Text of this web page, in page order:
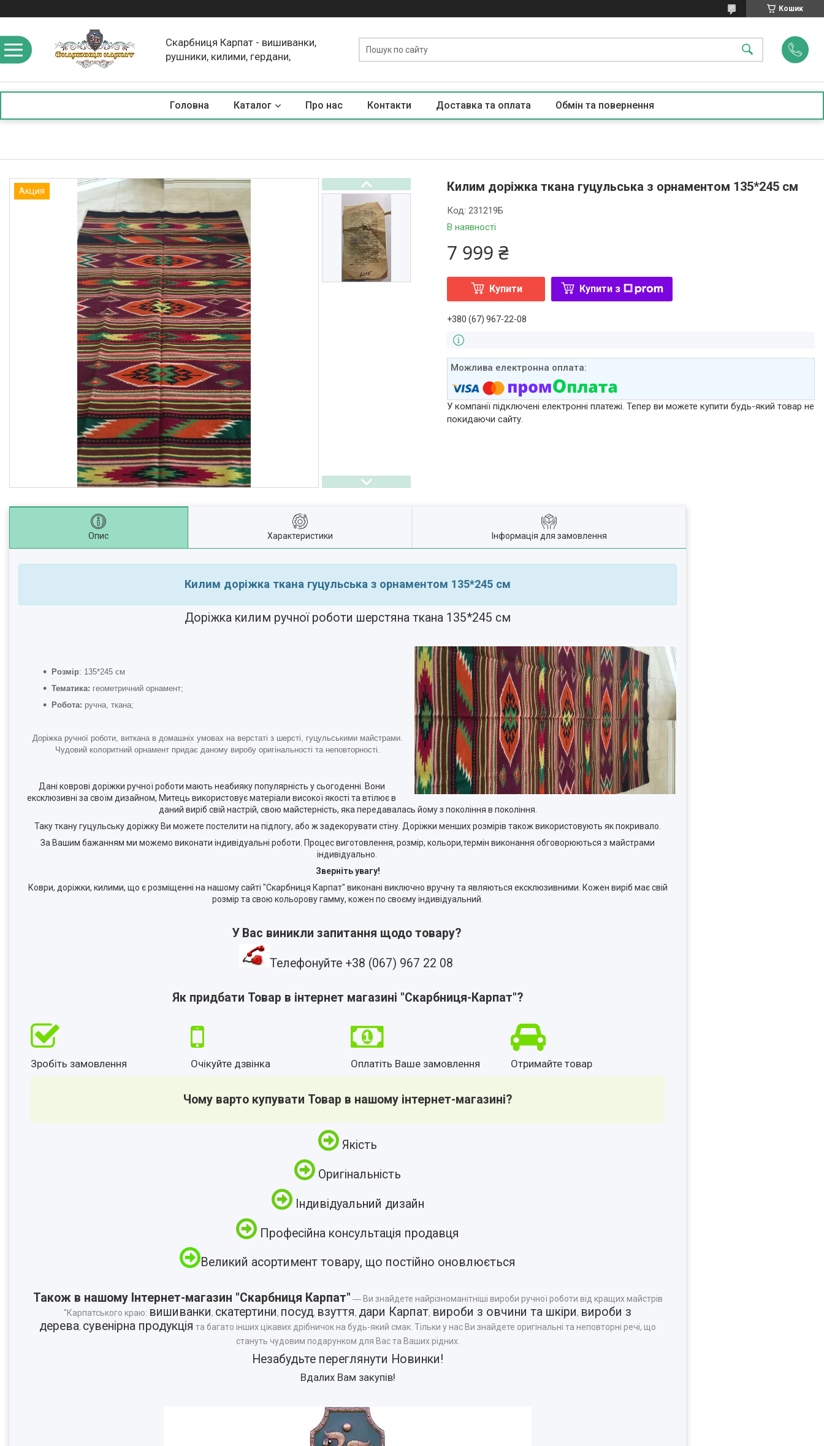
Кошик
Скарбниця Карпат - вишиванки,
рушники, килими, гердани,
Головна Каталог Про нас Контакти Доставка та оплата Обмін та повернення
Акция Килим доріжка ткана гуцульська з орнаментом 135*245 см
В наявності
Код:231219Б
7 999 ₴
Купити Купити з
+380 (67) 967-22-08
У компанії підключені електронні платежі. Тепер ви можете купити будь-який товар не
покидаючи сайту.
Опис Характеристики Інформація для замовлення
Килим доріжка ткана гуцульська з орнаментом 135*245 см
Доріжка килим ручної роботи шерстяна ткана 135*245 см
Розмір: 135*245 см
Тематика: геометричний орнамент;
Робота: ручна, ткана;
Доріжка ручної роботи, виткана в домашніх умовах на верстаті з шерсті, гуцульськими майстрами.
Чудовий колоритний орнамент придає даному виробу оригінальності та неповторності.
Дані коврові доріжки ручної роботи мають неабияку популярність у сьогоденні. Вони
ексклюзивні за своїм дизайном, Митець використовує матеріали високої якості та втілює в
даний виріб свій настрій, свою майстерність, яка передавалась йому з покоління в покоління.
Такуткану гуцульську доріжкуВи можете постелити на підлогу, або ж задекорувати стіну. Доріжки менших розмірів також використовують як покривало.
За Вашим бажанням ми можемо виконати індивідуальні роботи. Процес виготовлення, розмір, кольори,термін виконання обговорюються з майстрами
індивідуально.
Зверніть увагу!
Коври, доріжки, килими, що є розміщенні на нашому сайті "Скарбниця Карпат" виконані виключно вручну та являються ексклюзивними. Кожен виріб має свій
розмір та свою кольорову гамму, кожен по своєму індивідуальний.
У Вас виникли запитання щодо товару?
Телефонуйте +38 (067) 967 22 08
Як придбати Товар в інтернет магазині "Скарбниця-Карпат"?
Зробіть замовлення Очікуйте дзвінка Оплатіть Ваше замовлення Отримайте товар
Чому варто купувати Товар в нашому інтернет-магазині?
Якість
Оригінальність
Індивідуальний дизайн
Професійна консультація продавця
Великий асортимент товару, що постійно оновлюється
Також в нашому Інтернет-магазин "Скарбниця Карпат" ― Ви знайдете найрізноманітніші вироби ручної роботи від кращих майстрів
"Карпатського краю: вишиванки, скатертини, посуд, взуття, дари Карпат, вироби з овчини та шкіри, вироби з
дерева, сувенірна продукція та багато інших цікавих дрібничок на будь-який смак. Тільки у нас Ви знайдете оригінальні та неповторні речі, що
стануть чудовим подарунком для Вас та Ваших рідних.
Незабудьте переглянути Новинки!
Вдалих Вам закупів!